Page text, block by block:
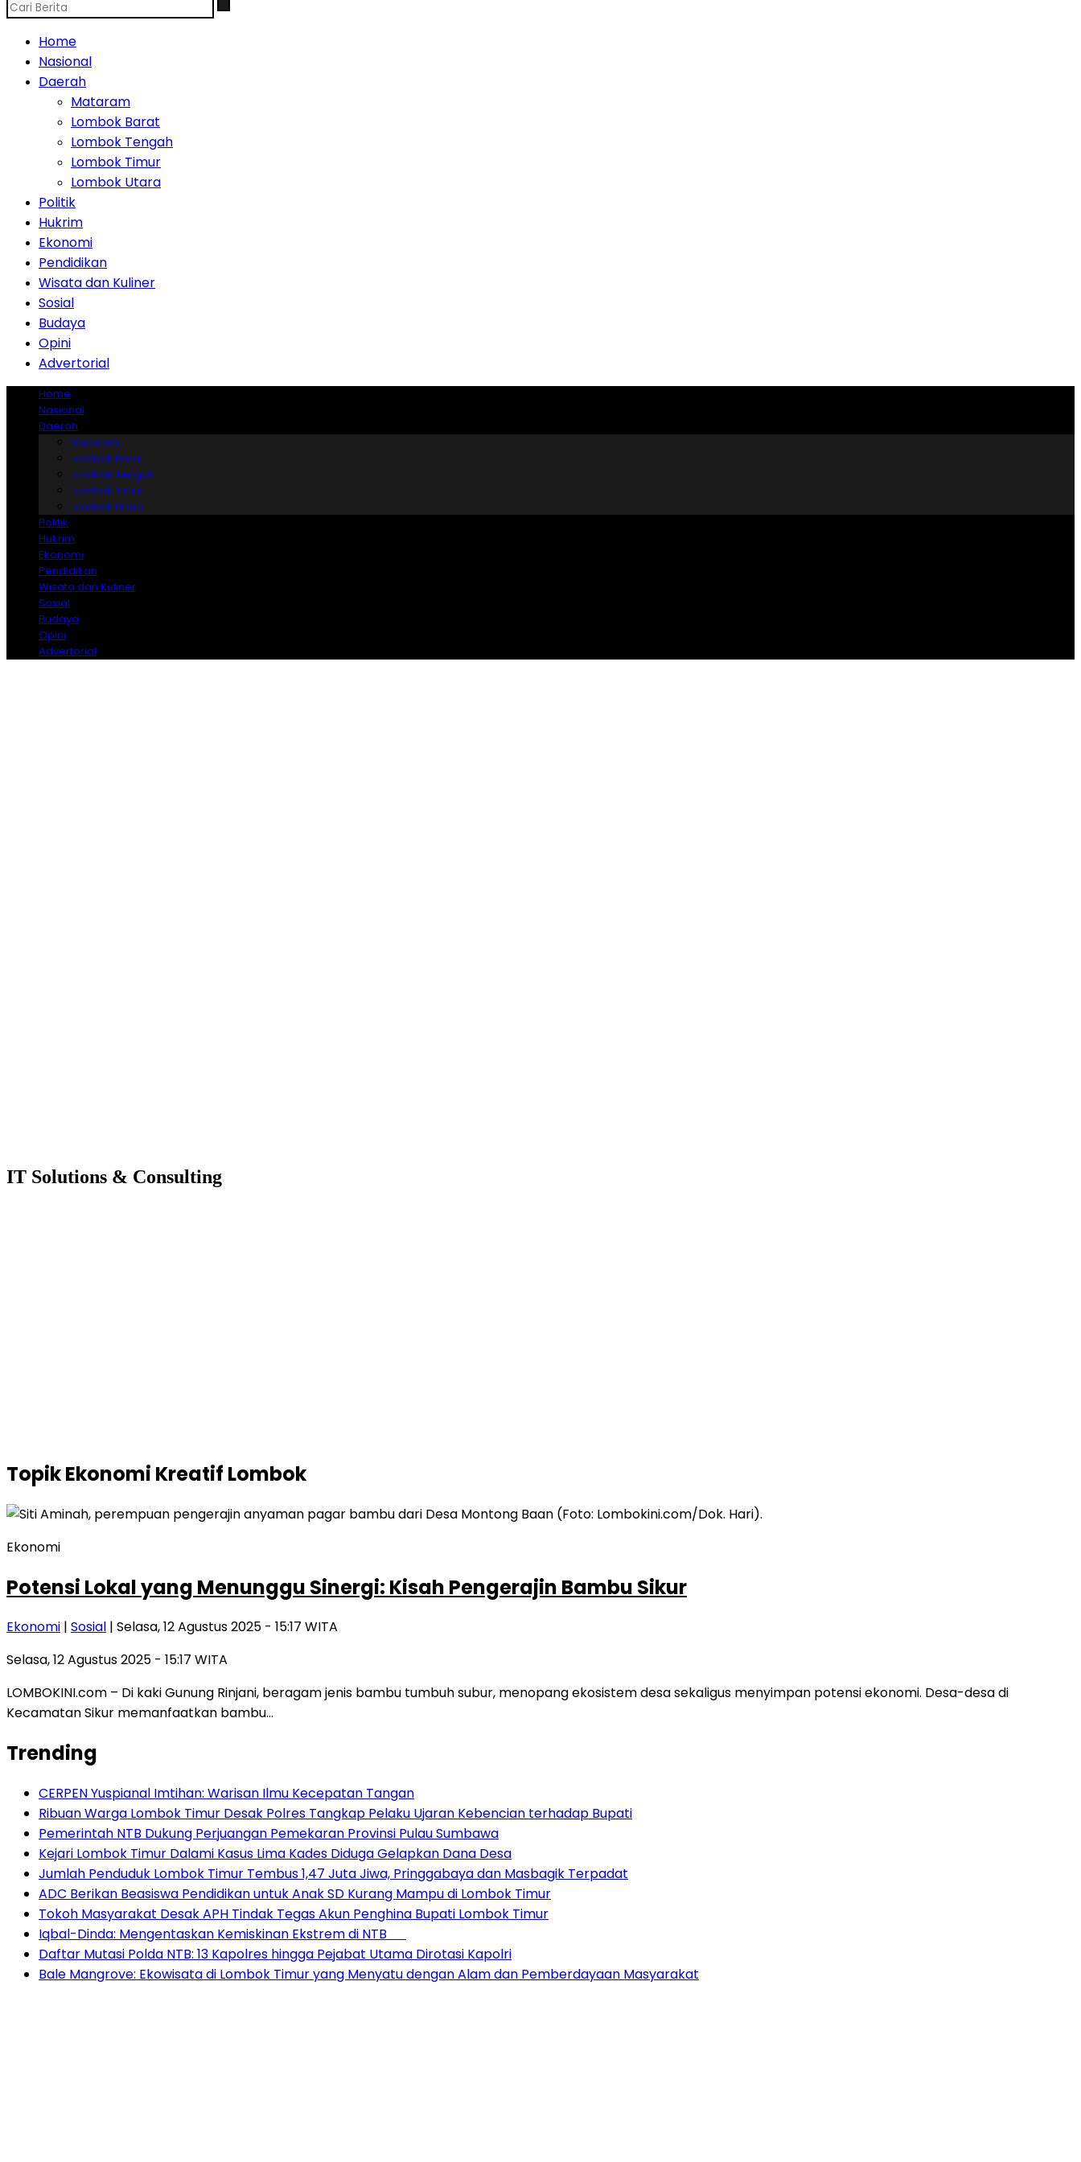
Home
Nasional
Daerah
Mataram
Lombok Barat
Lombok Tengah
Lombok Timur
Lombok Utara
Politik
Hukrim
Ekonomi
Pendidikan
Wisata dan Kuliner
Sosial
Budaya
Opini
Advertorial
Home
Nasional
Daerah
Mataram
Lombok Barat
Lombok Tengah
Lombok Timur
Lombok Utara
Politik
Hukrim
Ekonomi
Pendidikan
Wisata dan Kuliner
Sosial
Budaya
Opini
Advertorial
IT Solutions & Consulting
TopikEkonomi Kreatif Lombok
Ekonomi
Potensi Lokal yang Menunggu Sinergi: Kisah Pengerajin Bambu Sikur
Ekonomi | Sosial | Selasa, 12 Agustus 2025 - 15:17 WITA
Selasa, 12 Agustus 2025 - 15:17 WITA
LOMBOKINI.com – Di kaki Gunung Rinjani, beragam jenis bambu tumbuh subur, menopang ekosistem desa sekaligus menyimpan potensi ekonomi. Desa-desa di
Kecamatan Sikur memanfaatkan bambu…
Trending
CERPEN Yuspianal Imtihan: Warisan Ilmu Kecepatan Tangan
Ribuan Warga Lombok Timur Desak Polres Tangkap Pelaku Ujaran Kebencian terhadap Bupati
Pemerintah NTB Dukung Perjuangan Pemekaran Provinsi Pulau Sumbawa
Kejari Lombok Timur Dalami Kasus Lima Kades Diduga Gelapkan Dana Desa
Jumlah Penduduk Lombok Timur Tembus 1,47 Juta Jiwa, Pringgabaya dan Masbagik Terpadat
ADC Berikan Beasiswa Pendidikan untuk Anak SD Kurang Mampu di Lombok Timur
Tokoh Masyarakat Desak APH Tindak Tegas Akun Penghina Bupati Lombok Timur
Iqbal-Dinda: Mengentaskan Kemiskinan Ekstrem di NTB
Daftar Mutasi Polda NTB: 13 Kapolres hingga Pejabat Utama Dirotasi Kapolri
Bale Mangrove: Ekowisata di Lombok Timur yang Menyatu dengan Alam dan Pemberdayaan Masyarakat